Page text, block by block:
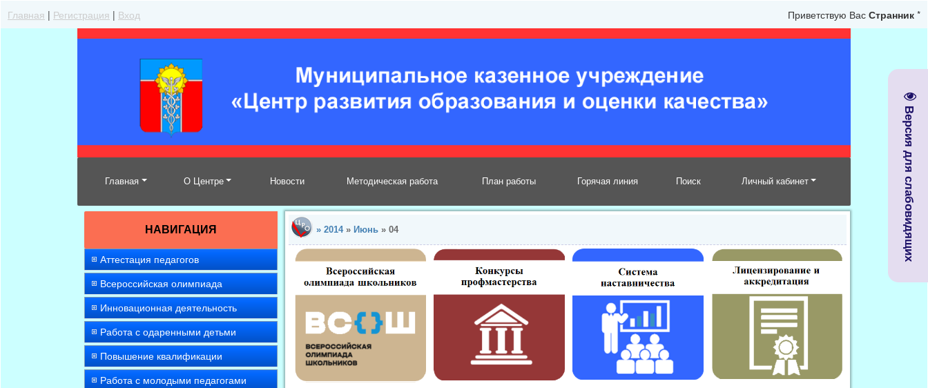
Версия для слабовидящих
Главная | Регистрация | Вход Приветствую Вас Странник *
Главная О Центре Новости Методическая работа План работы Горячая линия Поиск Личный кабинет
НАВИГАЦИЯ
Аттестация педагогов
Всероссийская олимпиада
Инновационная деятельность
Работа с одаренными детьми
Повышение квалификации
Работа с молодыми педагогами
» 2014 » Июнь » 04